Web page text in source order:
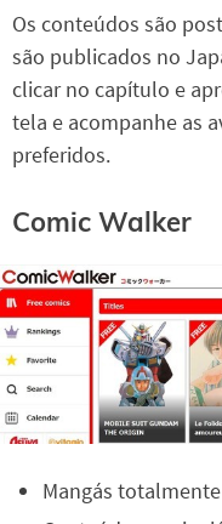
Os conteúdos são
são publicados no
clicar no capítulo e
tela e acompanhe as
preferidos.
Comic Walker
Mangás